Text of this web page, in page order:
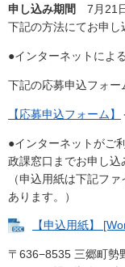
申し込み期間 7月21
下記の方法にてお申し
●インターネットによ
下記の応募申込フォー
【応募申込フォーム】
●インターネットがご
政課窓口までお申し込
（申込用紙は下記フ
あります。）
【申込用紙】
〒636−8535 三郷町勢